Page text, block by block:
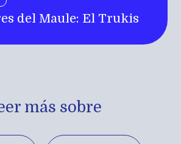
del Maule: El Trukis
más sobre